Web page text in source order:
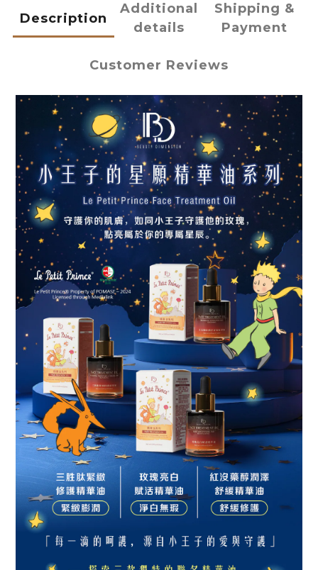
Description
Additional
details
Shipping &
Payment
Customer Reviews